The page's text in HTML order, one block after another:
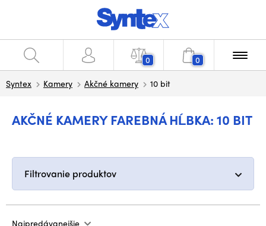
0 0
Syntex Kamery Akčné kamery 10 bit
AKČNÉ KAMERY FAREBNÁ HĹBKA: 10 BIT
Filtrovanie produktov
Najpredávanejšie